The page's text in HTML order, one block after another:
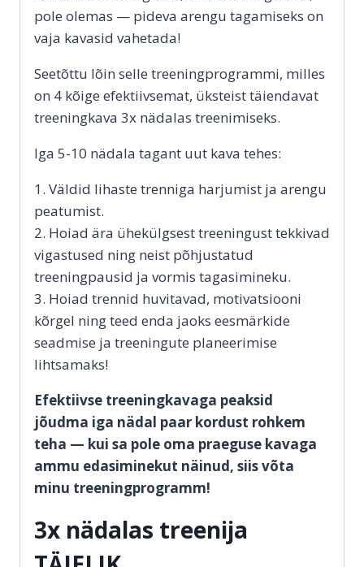
pole olemas — pideva arengu tagamiseks on
vaja kavasid vahetada!
Seetõttu lõin selle treeningprogrammi, milles
on 4 kõige efektiivsemat, üksteist täiendavat
treeningkava 3x nädalas treenimiseks.
Iga 5-10 nädala tagant uut kava tehes:
1. Väldid lihaste trenniga harjumist ja arengu
peatumist.
2. Hoiad ära ühekülgsest treeningust tekkivad
vigastused ning neist põhjustatud
treeningpausid ja vormis tagasimineku.
3. Hoiad trennid huvitavad, motivatsiooni
kõrgel ning teed enda jaoks eesmärkide
seadmise ja treeningute planeerimise
lihtsamaks!
Efektiivse treeningkavaga peaksid
jõudma iga nädal paar kordust rohkem
teha — kui sa pole oma praeguse kavaga
ammu edasiminekut näinud, siis võta
minu treeningprogramm!
3x nädalas treenija